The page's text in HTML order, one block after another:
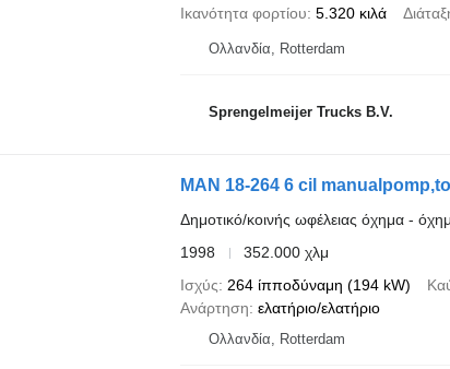
Ικανότητα φορτίου 5.320 κιλά
Ολλανδία, Rotterdam
Sprengelmeijer Trucks B.V.
MAN 18-264 6 cil
Δημοτικό/κοινής ωφέλειας όχημα -
1998
352.000 χλμ
Ισχύς
264 ίπποδύναμη (194 kW)
Ανάρτηση ελατήριο/ελατήριο
Ολλανδία, Rotterdam